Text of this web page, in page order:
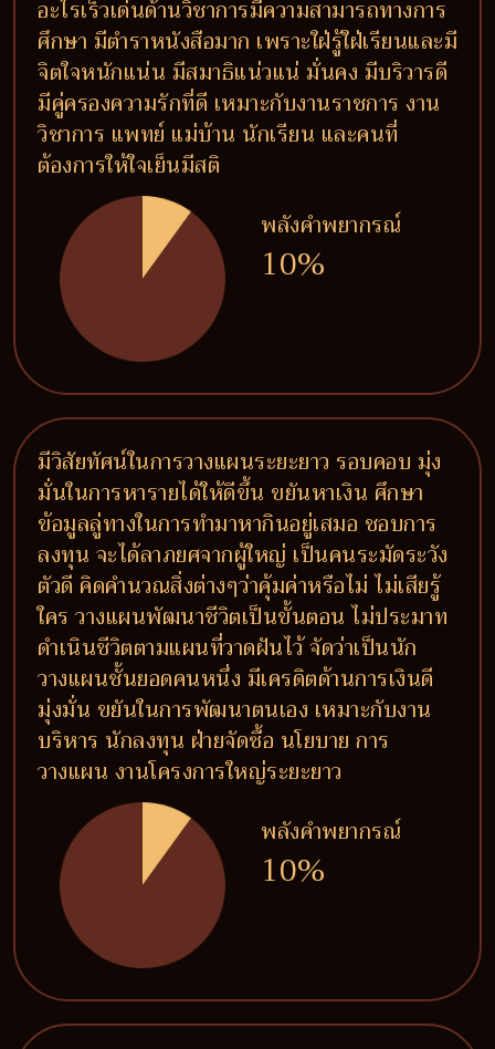
อะไรเร็วเด่นด้านวิชาการมีความสามารถทางการ
ศึกษา มีตำราหนังสือมาก เพราะใฝ่รู้ใฝ่เรียนและมี
จิตใจหนักแน่น มีสมาธิแน่วแน่ มั่นคง มีบริวารดี
มีคู่ครองความรักที่ดี เหมาะกับงานราชการ งาน
วิชาการ แพทย์ แม่บ้าน นักเรียน และคนที่
ต้องการให้ใจเย็นมีสติ
พลังคำพยากรณ์
10%
มีวิสัยทัศน์ในการวางแผนระยะยาว รอบคอบ มุ่ง
มั่นในการหารายได้ให้ดีขึ้น ขยันหาเงิน ศึกษา
ข้อมูลลู่ทางในการทำมาหากินอยู่เสมอ ชอบการ
ลงทุน จะได้ลาภยศจากผู้ใหญ่ เป็นคนระมัดระวัง
ตัวดี คิดคำนวณสิ่งต่างๆว่าคุ้มค่าหรือไม่ ไม่เสียรู้
ใคร วางแผนพัฒนาชีวิตเป็นขั้นตอน ไม่ประมาท
ดำเนินชีวิตตามแผนที่วาดฝันไว้ จัดว่าเป็นนัก
วางแผนชั้นยอดคนหนึ่ง มีเครดิตด้านการเงินดี
มุ่งมั่น ขยันในการพัฒนาตนเอง เหมาะกับงาน
บริหาร นักลงทุน ฝ่ายจัดซื้อ นโยบาย การ
วางแผน งานโครงการใหญ่ระยะยาว
พลังคำพยากรณ์
10%